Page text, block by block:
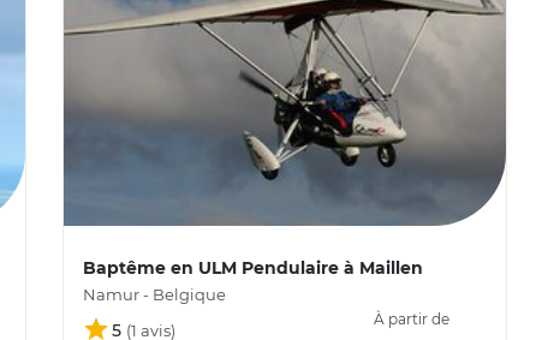
Baptême en ULM Pendulaire à Maillen
Namur - Belgique
5
À partir de